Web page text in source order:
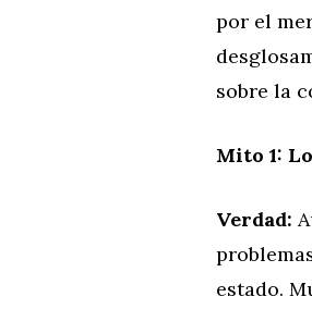
por el
sobre la
Mito 1:
Verdad:
estado.